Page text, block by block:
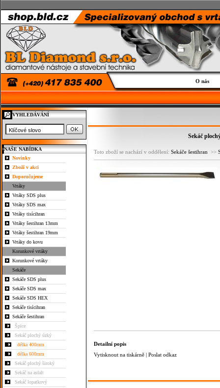
O nás
VYHLEDÁVÁNÍ
NAŠE NABÍDKA
Novinky
Zboží v akci
Doporučujeme
Vrtáky
Vrtáky SDS plus
Vrtáky SDS max
Vrtáky tisícihran
Vrtáky šestihran 13mm
Vrtáky šestihran 19mm
Vrtáky do kovu
Korunkové vrtáky
Korunkové vrtáky
Sekáče
Sekáče SDS plus
Sekáče SDS max
Sekáče SDS HEX
Sekáče tisícihran
Sekáče šestihran
Špice
Sekáč plochý úzký
délka 400mm
délka 600mm
Sekáč plochý široký
Sekáč na asfalt
Sekáč lopatkový
Sekáč
Toto zboží se nachází v oddělení: Sekáče šestihran >>
Detailní popis
Vytisknout na tiskárně | Poslat odkaz